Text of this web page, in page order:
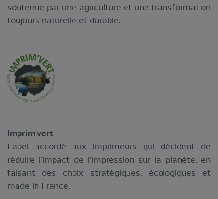
soutenue par une agriculture et une transformation
toujours naturelle et durable.
Imprim'vert
Label accordé aux imprimeurs qui décident de
réduire l'impact de l'impression sur la planète, en
faisant des choix stratégiques, écologiques et
made in France.